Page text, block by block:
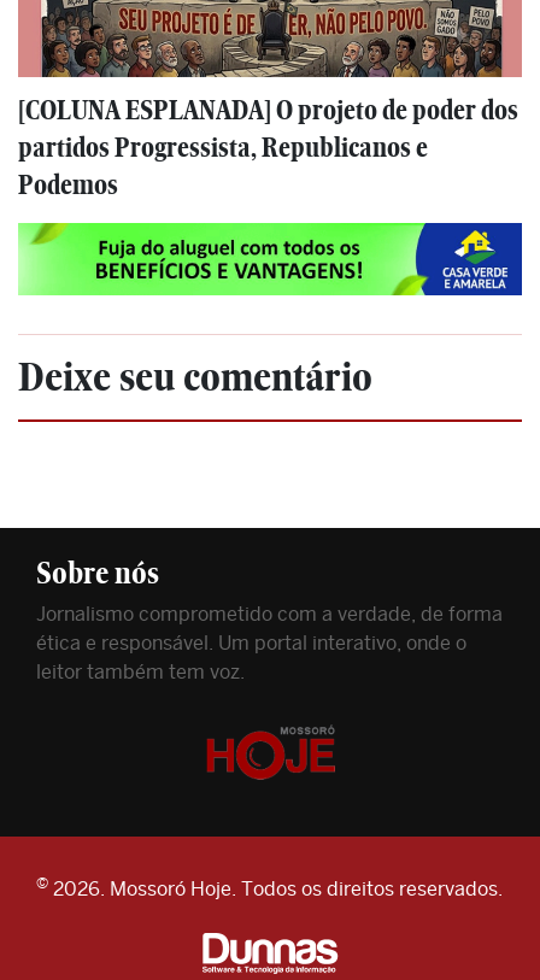
[COLUNA ESPLANADA] O projeto de poder dos
partidos Progressista, Republicanos e
Podemos
Deixe seu comentário
Sobre nós
Jornalismo comprometido com a verdade, de forma
ética e responsável. Um portal interativo, onde o
leitor também tem voz.
© 2026. Mossoró Hoje. Todos os direitos reservados.